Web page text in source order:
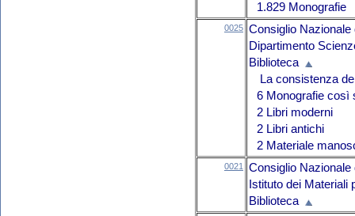
1.829 Monografie
0025 Consiglio Nazionale
Dipartimento
Biblioteca
La consistenza
6 Monografie così
2 Libri moderni
2 Libri antichi
2 Materiale
0021
Consiglio Nazionale
Istituto dei
Biblioteca